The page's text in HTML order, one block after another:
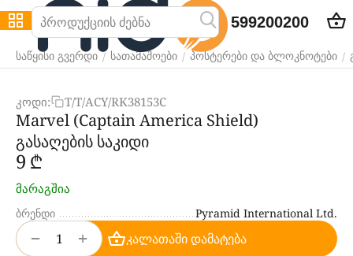
599200200
საწყისი გვერდი / სათამაშოები / პოსტერები და ბლოკნოტები /
კოდი: T/T/ACY/RK38153C
Marvel (Captain America Shield)
გასაღების საკიდი
‍9‍ ₾
მარაგშია
ბრენდი Pyramid International Ltd.
+
− კალათაში დამატება